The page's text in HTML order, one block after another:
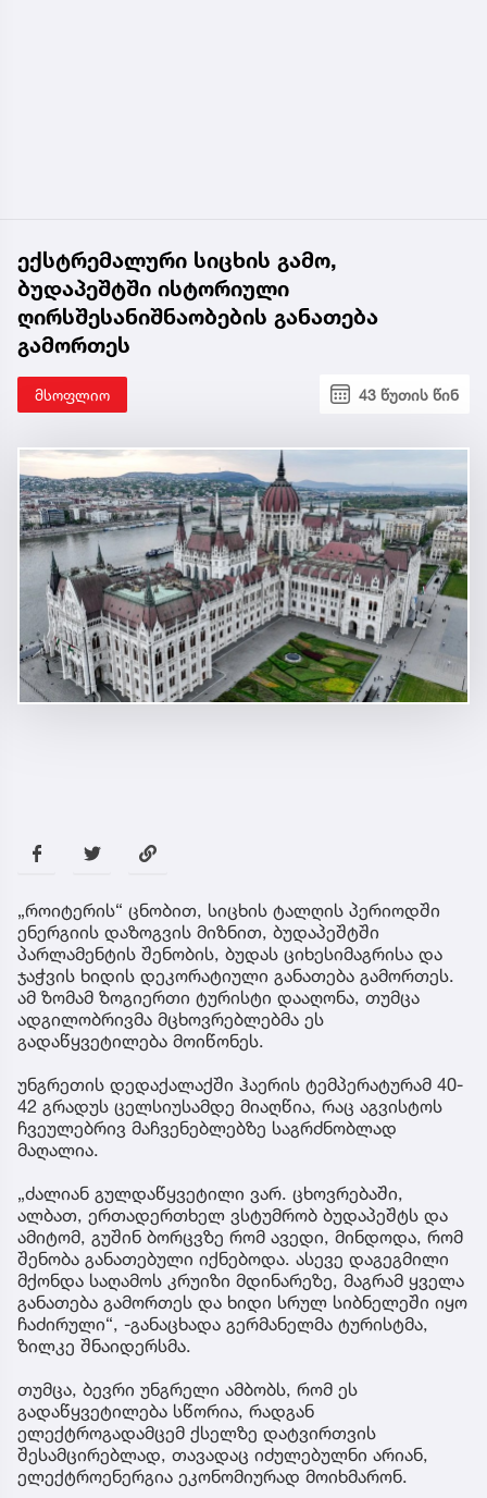
ექსტრემალური სიცხის გამო,
ბუდაპეშტში ისტორიული
ღირსშესანიშნაობების განათება
გამორთეს
მსოფლიო 43 წუთის წინ
„როიტერის“ ცნობით, სიცხის ტალღის პერიოდში
ენერგიის დაზოგვის მიზნით, ბუდაპეშტში
პარლამენტის შენობის, ბუდას ციხესიმაგრისა და
ჯაჭვის ხიდის დეკორატიული განათება გამორთეს.
ამ ზომამ ზოგიერთი ტურისტი დააღონა, თუმცა
ადგილობრივმა მცხოვრებლებმა ეს
გადაწყვეტილება მოიწონეს.
უნგრეთის დედაქალაქში ჰაერის ტემპერატურამ 40-
42 გრადუს ცელსიუსამდე მიაღწია, რაც აგვისტოს
ჩვეულებრივ მაჩვენებლებზე საგრძნობლად
მაღალია.
„ძალიან გულდაწყვეტილი ვარ. ცხოვრებაში,
ალბათ, ერთადერთხელ ვსტუმრობ ბუდაპეშტს და
ამიტომ, გუშინ ბორცვზე რომ ავედი, მინდოდა, რომ
შენობა განათებული იქნებოდა. ასევე დაგეგმილი
მქონდა საღამოს კრუიზი მდინარეზე, მაგრამ ყველა
განათება გამორთეს და ხიდი სრულ სიბნელეში იყო
ჩაძირული“, -განაცხადა გერმანელმა ტურისტმა,
ზილკე შნაიდერსმა.
თუმცა, ბევრი უნგრელი ამბობს, რომ ეს
გადაწყვეტილება სწორია, რადგან
ელექტროგადამცემ ქსელზე დატვირთვის
შესამცირებლად, თავადაც იძულებულნი არიან,
ელექტროენერგია ეკონომიურად მოიხმარონ.